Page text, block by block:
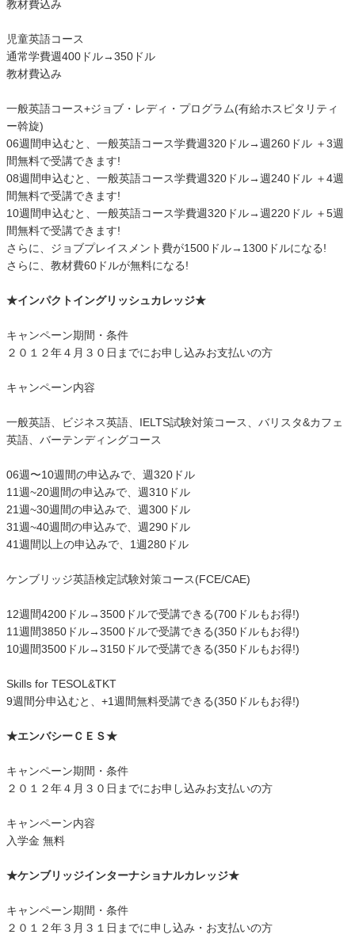
教材費込み
児童英語コース
通常学費週400ドル→350ドル
教材費込み
一般英語コース+ジョブ・レディ・プログラム(有給ホスピタリティ
ー斡旋)
06週間申込むと、一般英語コース学費週320ドル→週260ドル ＋3週
間無料で受講できます!
08週間申込むと、一般英語コース学費週320ドル→週240ドル ＋4週
間無料で受講できます!
10週間申込むと、一般英語コース学費週320ドル→週220ドル ＋5週
間無料で受講できます!
さらに、ジョブプレイスメント費が1500ドル→1300ドルになる!
さらに、教材費60ドルが無料になる!
★インパクトイングリッシュカレッジ★
キャンペーン期間・条件
２０１２年４月３０日までにお申し込みお支払いの方
キャンペーン内容
一般英語、ビジネス英語、IELTS試験対策コース、バリスタ&カフェ
英語、バーテンディングコース
06週〜10週間の申込みで、週320ドル
11週~20週間の申込みで、週310ドル
21週~30週間の申込みで、週300ドル
31週~40週間の申込みで、週290ドル
41週間以上の申込みで、1週280ドル
ケンブリッジ英語検定試験対策コース(FCE/CAE)
12週間4200ドル→3500ドルで受講できる(700ドルもお得!)
11週間3850ドル→3500ドルで受講できる(350ドルもお得!)
10週間3500ドル→3150ドルで受講できる(350ドルもお得!)
Skills for TESOL&TKT
9週間分申込むと、+1週間無料受講できる(350ドルもお得!)
★エンバシーＣＥＳ★
キャンペーン期間・条件
２０１２年４月３０日までにお申し込みお支払いの方
キャンペーン内容
入学金 無料
★ケンブリッジインターナショナルカレッジ★
キャンペーン期間・条件
２０１２年３月３１日までに申し込み・お支払いの方